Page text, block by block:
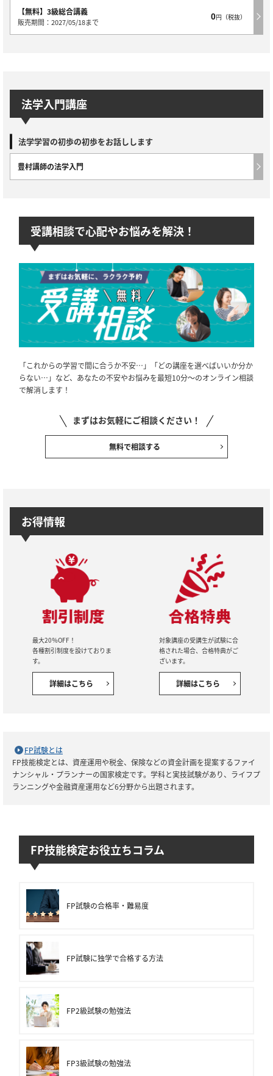
【無料】3級総合講義
販売期間：2027/05/18まで
0円（税抜）
法学入門講座
法学学習の初歩の初歩をお話しします
豊村講師の法学入門
受講相談で心配やお悩みを解決！
「これからの学習で間に合うか不安…」「どの講座を選べばいいか分か
らない…」など、あなたの不安やお悩みを最短10分～のオンライン相談
で解消します！
まずはお気軽にご相談ください！
無料で相談する
お得情報
最大20％OFF！
各種割引制度を設けておりま
す。
詳細はこちら
対象講座の受講生が試験に合
格された場合、合格特典がご
ざいます。
詳細はこちら
FP試験とは
FP技能検定とは、資産運用や税金、保険などの資金計画を提案するファイ
ナンシャル・プランナーの国家検定です。学科と実技試験があり、ライフプ
ランニングや金融資産運用など6分野から出題されます。
FP技能検定お役立ちコラム
FP試験の合格率・難易度
FP試験に独学で合格する方法
FP2級試験の勉強法
FP3級試験の勉強法